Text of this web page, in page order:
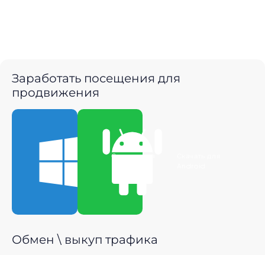
Заработать посещения для
продвижения
Скачать для
Обмен \ выкуп трафика